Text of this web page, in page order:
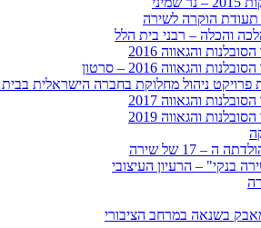
תעודת הוקרה לשירה
והכלה – רבני בית הלל
והגאווה 2016
והגאווה 2016 – סרטון
ניהול מחלוקת בחברה הישראלית
והגאווה 2017
והגאווה 2019
ה – 17 של שירה
בנקי" – הרעיון העיצובי
בשנאה במרחב הציבורי